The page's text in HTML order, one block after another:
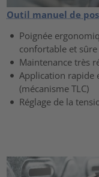
Outil manuel de
Poignée
confortable et sûre
Maintenance très
Application rapide
(mécanisme TLC)
Réglage de la